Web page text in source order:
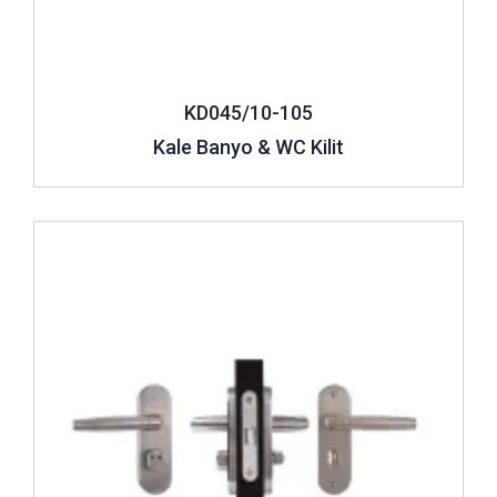
Banyo ve tuvalet sistemleri, oldukça farklı tasarımlara sahip
olmakla birlikte ürünlerin ebatları da çeşitlilik arz eder.
Modelleri, özellikleri farklılık gösteren bu kilitlerin fiyatları
da geniş bir aralığa sahiptir.Banyo kapı kilidi fiyatları
sistemlerine erişmek de mümkündür. Bu kilitlerin temel
amacı banyo ve WC gibi en özel alanlara dışarıdan
gelebilecek yabancı etkilere karşı koruma ve güvenlik
sağlamaktır. Günümüzde banyo kilitleri eski zamanlardan
KD045/10-105
Kale Banyo & WC Kilit